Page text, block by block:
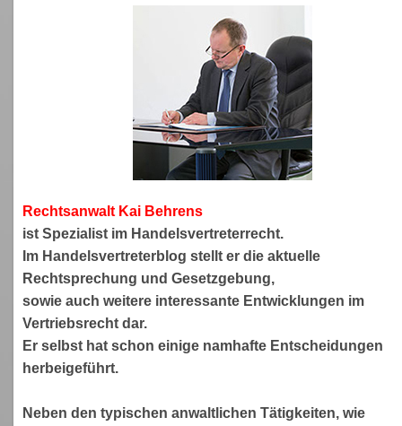
Rechtsanwalt Kai Behrens
ist Spezialist im Handelsvertreterrecht.
Im Handelsvertreterblog stellt er die aktuelle
Rechtsprechung und Gesetzgebung,
sowie auch weitere interessante Entwicklungen im
Vertriebsrecht dar.
Er selbst hat schon einige namhafte Entscheidungen
herbeigeführt.
Neben den typischen anwaltlichen Tätigkeiten, wie